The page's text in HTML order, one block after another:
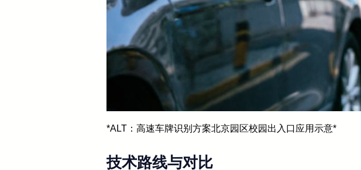
*ALT：高速车牌识别方案北京园区校园出入口应用示意*
技术路线与对比